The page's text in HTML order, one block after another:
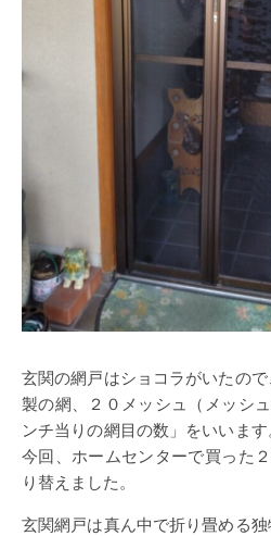
玄関の網戸はショコラがいたので、丈夫なグラスファイバー
製の網、２０メッシュ（メッシ
ンチ当りの網目の数」をいいます
今回、ホームセンターで買った
り替えました。
玄関網戸は真ん中で折り畳める